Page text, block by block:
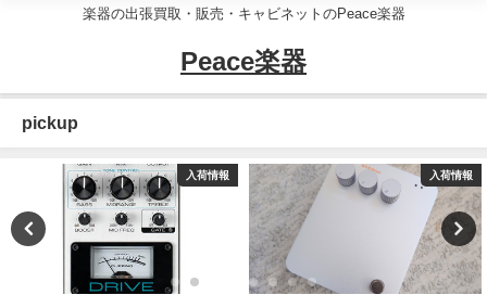
楽器の出張買取・販売・キャビネットのPeace楽器
Peace楽器
pickup
入荷情報 入荷情報